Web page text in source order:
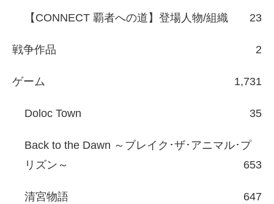
【CONNECT 覇者への道】登場人物/組織 23
戦争作品 2
ゲーム 1,731
Doloc Town 35
Back to the Dawn ～ブレイク･ザ･アニマル･プ
リズン～
653
清宮物語 647